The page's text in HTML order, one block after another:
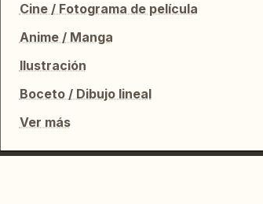
Cine / Fotograma de película
Anime / Manga
Ilustración
Boceto / Dibujo lineal
Ver más